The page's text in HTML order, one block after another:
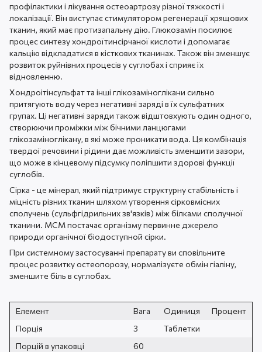
профілактики і лікування остеоартрозу різної тяжкості і
локалізації. Він виступає стимулятором регенерації хрящових
тканин, який має протизапальну дію. Глюкозамін посилює
процес синтезу хондроїтинсірчаної кислоти і допомагає
кальцію відкладатися в кісткових тканинах. Також він зменшує
розвиток руйнівних процесів у суглобах і сприяє їх
відновленню.
Хондроітінсульфат та інші глікозаміноглікани сильно
притягують воду через негативні заряді в їх сульфатних
групах. Ці негативні заряди також відштовхують один одного,
створюючи проміжки між бічними ланцюгами
глікозаміноглікану, в які може проникати вода. Ця комбінація
твердої речовини і рідини дає можливість зменшити зазори,
що може в кінцевому підсумку поліпшити здорові функції
суглобів.
Сірка - це мінерал, який підтримує структурну стабільність і
міцність різних тканин шляхом утворення сірковмісних
сполучень (сульфгідрильних зв'язків) між білками сполучної
тканини. МСМ постачає організму первинне джерело
природи органічної біодоступной сірки.
При системному застосуванні препарату ви сповільните
процес розвитку остеопорозу, нормалізуєте обмін гіаліну,
зменшите біль в суглобах.
Елемент Вага Одиниця
Процент
Порція
3
Таблетки
Порцій в упаковці
60